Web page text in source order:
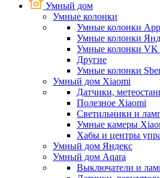
Умный дом
Умные колонки
Умные колонки
Умные колонки
Умные колонки VK
Другие
Умные колонки
Умный дом Xiaomi
Датчики,
Полезное Xiaomi
Светильники и
Умные камеры
Хабы и центры
Умный дом Яндекс
Умный дом Aqara
Выключатели и